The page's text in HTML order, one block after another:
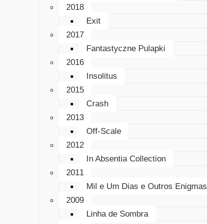
2018
Exit
2017
Fantastyczne Pulapki
2016
Insolitus
2015
Crash
2013
Off-Scale
2012
In Absentia Collection
2011
Mil e Um Dias e Outros Enigmas
2009
Linha de Sombra